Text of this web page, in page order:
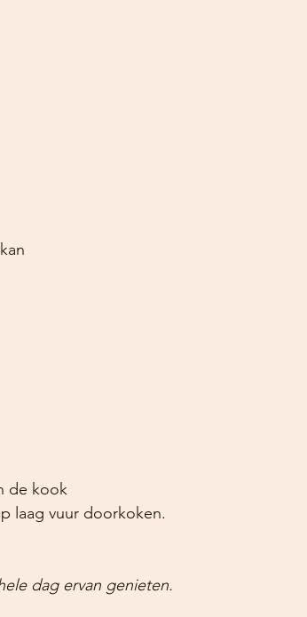
de kook
laag vuur doorkoken.
dag ervan genieten.